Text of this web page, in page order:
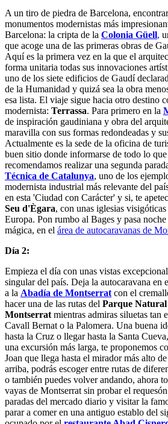
A un tiro de piedra de Barcelona,
monumentos modernistas más
Barcelona: la cripta de la Colonia Güell,
que acoge una de las primeras obras de
Aquí es la primera vez en la que el
forma unitaria todas sus innovaciones
uno de los siete edificios de Gaudí
de la Humanidad y quizá sea la obra
esa lista. El viaje sigue hacia otro destino
modernista: Terrassa. Para primero en la
de inspiración gaudiniana y obra del
maravilla con sus formas redondeadas y
Actualmente es la sede de la oficina de
buen sitio donde informarse de todo lo
recomendamos realizar una segunda
Técnica de Catalunya, uno de los
modernista industrial más relevante del
en esta 'Ciudad con Carácter' y si, te
Seu d'Ègara, con unas iglesias
Europa. Pon rumbo al Bages y pasa
mágica, en el área de autocaravanas de
Día 2:
Empieza el día con unas vistas
singular del país. Deja la autocaravana en
a la Abadía de Montserrat con el
hacer una de las rutas del Parque
Montserrat mientras admiras siluetas tan
Cavall Bernat o la Palomera. Una buena
hasta la Cruz o llegar hasta la Santa
una excursión más larga, te proponemos
Joan que llega hasta el mirador más alto
arriba, podrás escoger entre rutas de
o también puedes volver andando, ahora
vayas de Montserrat sin probar el
paradas del mercado diario y visitar la
parar a comer en una antiguo establo del